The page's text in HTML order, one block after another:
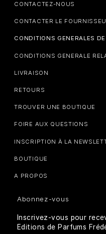
CONTACTEZ-NOUS
CONTACTER LE
CONDITIONS GENERALES
CONDITIONS GENERALE
LIVRAISON
RETOURS
TROUVER UNE BOUTIQUE
FOIRE AUX QUESTIONS
INSCRIPTION À LA
BOUTIQUE
A PROPOS
Abonnez-vous
Inscrivez-vous pour
Editions de Parfums